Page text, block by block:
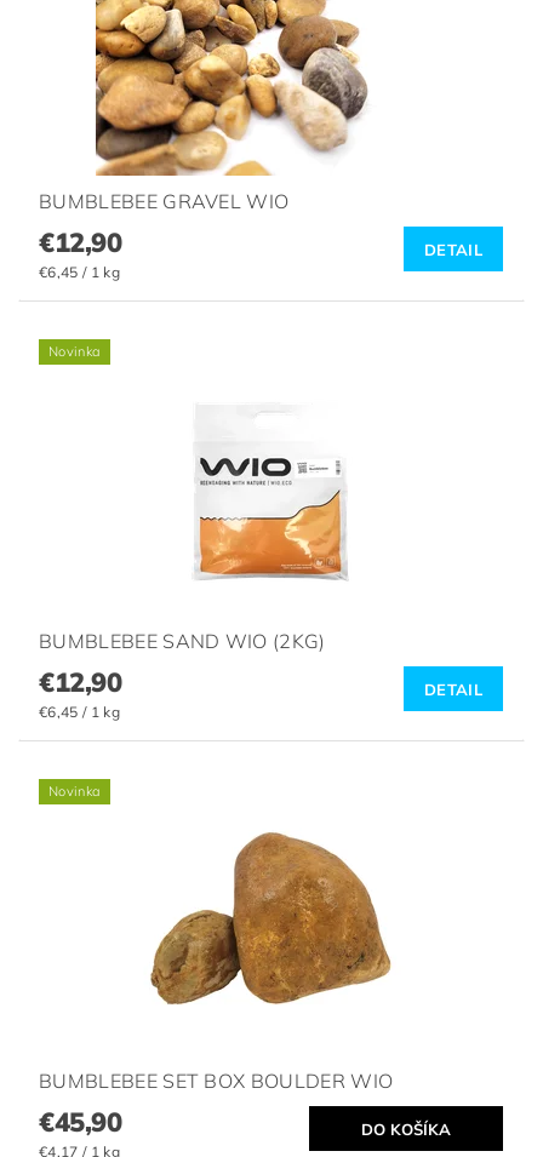
BUMBLEBEE GRAVEL WIO
€12,90
€6,45 / 1 kg
DETAIL
Novinka
BUMBLEBEE SAND WIO (2KG)
€12,90
€6,45 / 1 kg
DETAIL
Novinka
BUMBLEBEE SET BOX BOULDER WIO
€45,90
€4,17 / 1 kg